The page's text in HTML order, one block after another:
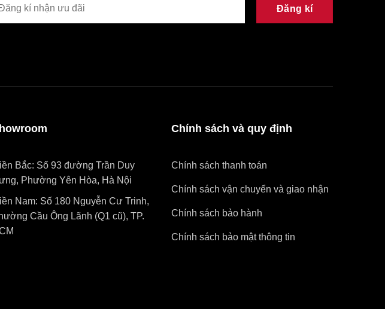
Đăng kí
Bắc: Số 93 đường Trần Duy
Phường Yên Hòa, Hà Nội
Nam: Số 180 Nguyễn Cư Trinh,
Cầu Ông Lãnh (Q1 cũ), TP.
Chính sách và quy định
Chính sách thanh toán
Chính sách vận chuyển và giao nhận
Chính sách bảo hành
Chính sách bảo mật thông tin